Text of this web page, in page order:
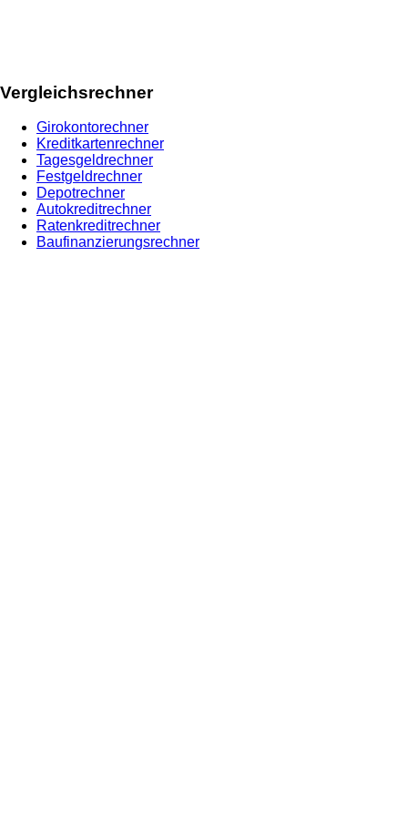
Vergleichsrechner
Girokontorechner
Kreditkartenrechner
Tagesgeldrechner
Festgeldrechner
Depotrechner
Autokreditrechner
Ratenkreditrechner
Baufinanzierungsrechner